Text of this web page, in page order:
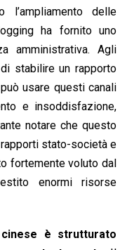
delle
ha fornito uno
amministrativa. Agli
stabilire un rapporto
usare questi canali
e insoddisfazione,
notare che questo
stato-società e
fortemente voluto dal
enormi risorse
è strutturato